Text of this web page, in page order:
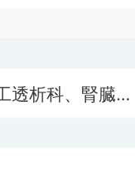
透析科、腎臓内